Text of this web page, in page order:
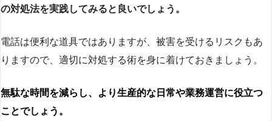
の対処法を実践してみると良いでしょう。
電話は便利な道具ではありますが、被害を受けるリスクもあ
りますので、適切に対処する術を身に着けておきましょう。
無駄な時間を減らし、より生産的な日常や業務運営に役立つ
ことでしょう。